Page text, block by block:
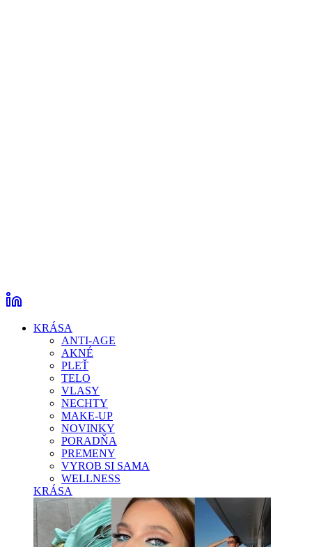
KRÁSA
ANTI-AGE
AKNÉ
PLEŤ
TELO
VLASY
NECHTY
MAKE-UP
NOVINKY
PORADŇA
PREMENY
VYROB SI SAMA
WELLNESS
KRÁSA